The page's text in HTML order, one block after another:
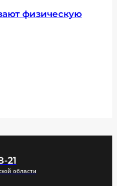
физическую
21
области